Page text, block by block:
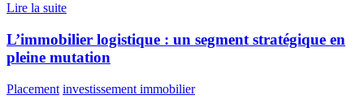
Lire la suite
L’immobilier logistique : un segment stratégique en
pleine mutation
Placement investissement immobilier